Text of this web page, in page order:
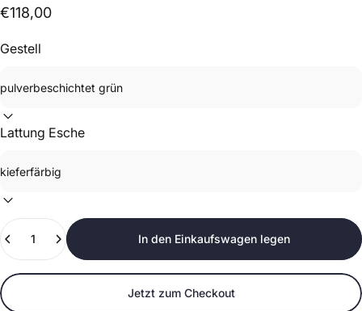
€118,00
Gestell
Lattung Esche
Anzahl
In den Einkaufswagen legen
Jetzt zum Checkout